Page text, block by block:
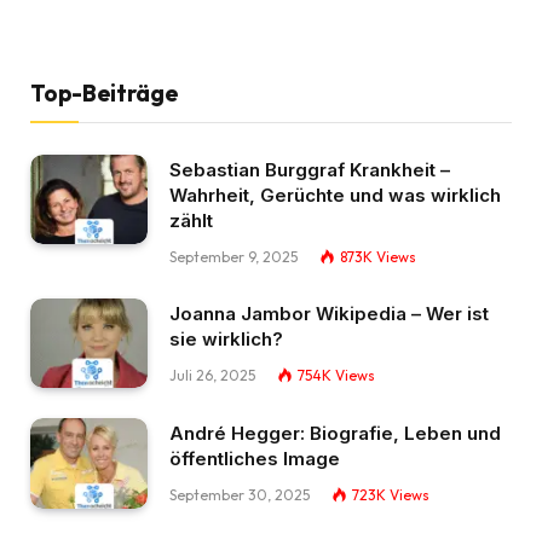
Top-Beiträge
Sebastian Burggraf Krankheit –
Wahrheit, Gerüchte und was wirklich
zählt
September 9, 2025 873K Views
Joanna Jambor Wikipedia – Wer ist
sie wirklich?
Juli 26, 2025 754K Views
André Hegger: Biografie, Leben und
öffentliches Image
September 30, 2025 723K Views